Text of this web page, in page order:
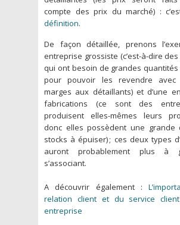
compte des prix du marché) :
définition.
De façon détaillée, prenons
entreprise grossiste (c’est-à-dire
qui ont besoin de grandes
pour pouvoir les revendre
marges aux détaillants) et d’une
fabrications (ce sont des
produisent elles-mêmes leurs
donc elles possèdent une grande
stocks à épuiser) ; ces deux types
auront probablement plus à
s’associant.
A découvrir également :
relation client et du service
entreprise